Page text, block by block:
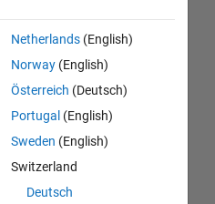
Netherlands(English)
Norway(English)
Österreich (Deutsch)
Portugal (English)
Sweden (English)
Switzerland
Deutsch